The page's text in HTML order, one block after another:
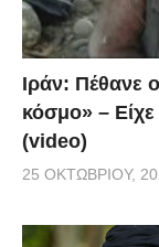
Ιράν: Πέθανε
κόσμο» –
(video)
25 ΟΚΤΩΒΡΊΟΥ,